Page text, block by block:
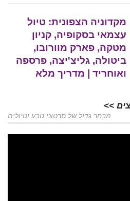
מקדוניה הצפונית: טיול
עצמאי בסקופיה, קניון
מטקה, פארק מוורובו,
ביטולה, גליצ'יצה, פרספה
ואוחריד | מדריך מלא
>>
מבחר גדול של סרטוני טבע וטיולים